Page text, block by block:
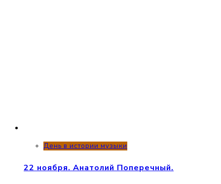
День в истории музыки
22 ноября. Анатолий Поперечный.